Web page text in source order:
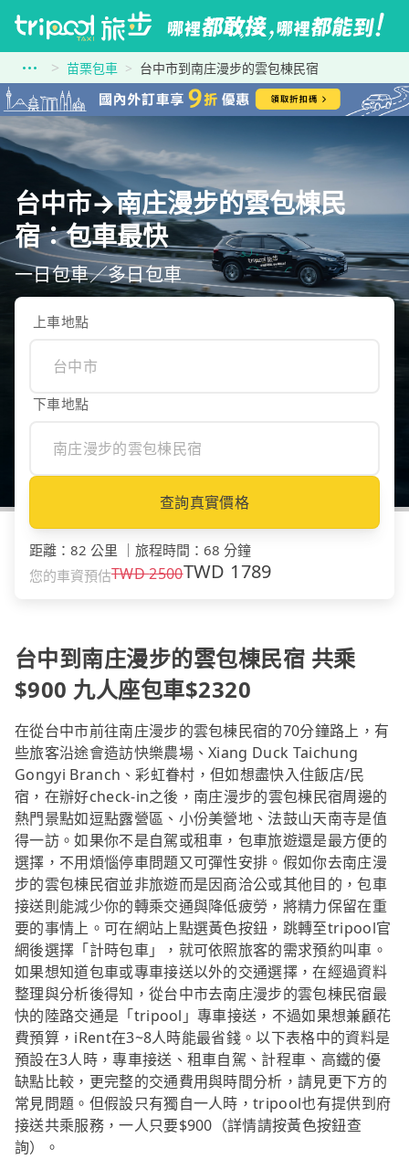
苗栗包車 台中市到南庄漫步的雲包棟民宿
台中市→南庄漫步的雲包棟民
宿：包車最快
一日包車／多日包車
上車地點
下車地點
查詢真實價格
距離 ： 82 公里 旅程時間 ： 68 分鐘
您的車資預估TWD2500TWD 1789
台中到南庄漫步的雲包棟民宿 共乘
$900 九人座包車$2320
在從台中市前往南庄漫步的雲包棟民宿的70分鐘路上，有
些旅客沿途會造訪快樂農場、Xiang Duck Taichung
Gongyi Branch、彩虹眷村，但如想盡快入住飯店/民
宿，在辦好check-in之後，南庄漫步的雲包棟民宿周邊的
熱門景點如逗點露營區、小份美營地、法鼓山天南寺是值
得一訪。如果你不是自駕或租車，包車旅遊還是最方便的
選擇，不用煩惱停車問題又可彈性安排。假如你去南庄漫
步的雲包棟民宿並非旅遊而是因商洽公或其他目的，包車
接送則能減少你的轉乘交通與降低疲勞，將精力保留在重
要的事情上。可在網站上點選黃色按鈕，跳轉至tripool官
網後選擇「計時包車」，就可依照旅客的需求預約叫車。
如果想知道包車或專車接送以外的交通選擇，在經過資料
整理與分析後得知，從台中市去南庄漫步的雲包棟民宿最
快的陸路交通是「tripool」專車接送，不過如果想兼顧花
費預算，iRent在3~8人時能最省錢。以下表格中的資料是
預設在3人時，專車接送、租車自駕、計程車、高鐵的優
缺點比較，更完整的交通費用與時間分析，請見更下方的
常見問題。但假設只有獨自一人時，tripool也有提供到府
接送共乘服務，一人只要$900（詳情請按黃色按鈕查
詢）。